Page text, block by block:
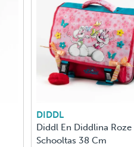
DIDDL
Diddl En Diddlina Roze
Schooltas 38 Cm